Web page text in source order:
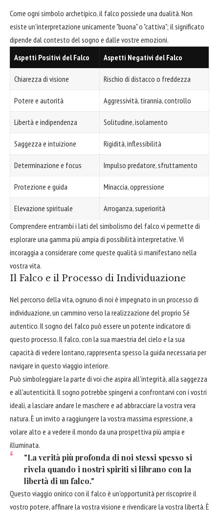
Come ogni simbolo archetipico, il falco possiede una dualità. Non
esiste un'interpretazione unicamente "buona" o "cattiva"; il significato
dipende dal contesto del sogno e dalle vostre emozioni.
Aspetti Positivi del Falco
Aspetti Negativi del Falco
Chiarezza di visione Rischio di distacco o freddezza
Potere e autorità Aggressività, tirannia, controllo
Libertà e indipendenza Solitudine, isolamento
Saggezza e intuizione Rigidità, inflessibilità
Determinazione e focus Impulso predatore, sfruttamento
Protezione e guida Minaccia, oppressione
Elevazione spirituale
Arroganza, superiorità
Comprendere entrambi i lati del simbolismo del falco vi permette di
esplorare una gamma più ampia di possibilità interpretative. Vi
incoraggia a considerare come queste qualità si manifestano nella
vostra vita.
Il Falco e il Processo di Individuazione
Nel percorso della vita, ognuno di noi è impegnato in un processo di
individuazione, un cammino verso la realizzazione del proprio Sé
autentico. Il sogno del falco può essere un potente indicatore di
questo processo. Il falco, con la sua maestria del cielo e la sua
capacità di vedere lontano, rappresenta spesso la guida necessaria per
navigare in questo viaggio interiore.
Può simboleggiare la parte di voi che aspira all'integrità, alla saggezza
e all'autenticità. Il sogno potrebbe spingervi a confrontarvi con i vostri
ideali, a lasciare andare le maschere e ad abbracciare la vostra vera
natura. È un invito a raggiungere la vostra massima espressione, a
volare alto e a vedere il mondo da una prospettiva più ampia e
illuminata.
"La verità più profonda di noi stessi spesso si
rivela quando i nostri spiriti si librano con la
libertà di un falco."
Questo viaggio onirico con il falco è un'opportunità per riscoprire il
vostro potere, affinare la vostra visione e rivendicare la vostra libertà. È